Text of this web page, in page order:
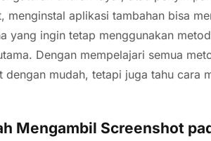
menginstal aplikasi tambahan bisa
yang ingin tetap menggunakan
Dengan mempelajari semua
dengan mudah, tetapi juga tahu cara
Mengambil Screenshot